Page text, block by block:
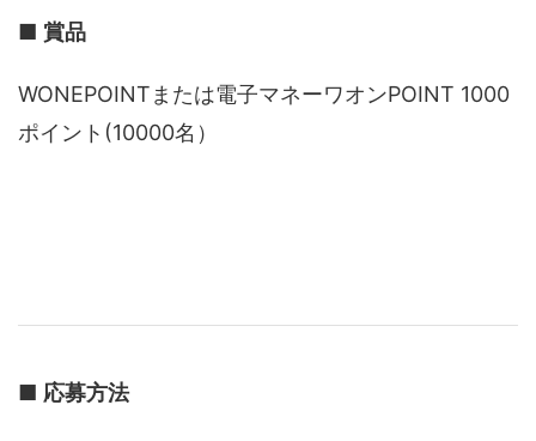
■ 賞品
WONEPOINTまたは電子マネーワオンPOINT 1000
ポイント(10000名）
■ 応募方法